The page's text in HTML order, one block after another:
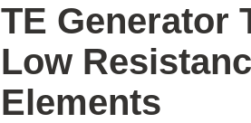
TE Generator
Low
Elements